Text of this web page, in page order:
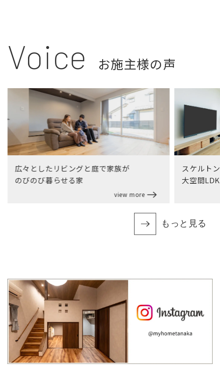
Voice お施主様の声
広々としたリビングと庭で家族が
のびのび暮らせる家
view more
スケルト
大空間LDK
もっと見る